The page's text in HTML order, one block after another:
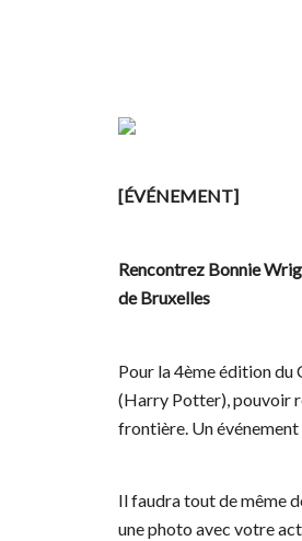
[ÉVÉNEMENT]
Rencontrez Bonnie
de Bruxelles
Pour la 4ème édition du
(Harry Potter), pouvoir
frontière. Un
Il faudra tout de même
une photo avec votre